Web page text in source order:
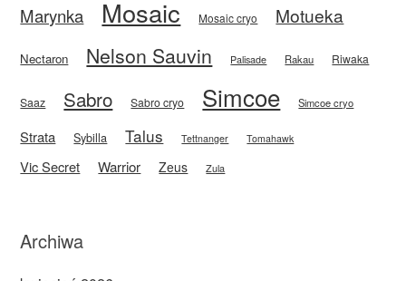
Marynka
Mosaic Mosaic cryo Motueka
Nectaron Nelson Sauvin Palisade Rakau Riwaka
Saaz Sabro Sabro cryo Simcoe Simcoe cryo
Strata Sybilla Talus Tettnanger Tomahawk
Vic Secret Warrior Zeus Zula
Archiwa